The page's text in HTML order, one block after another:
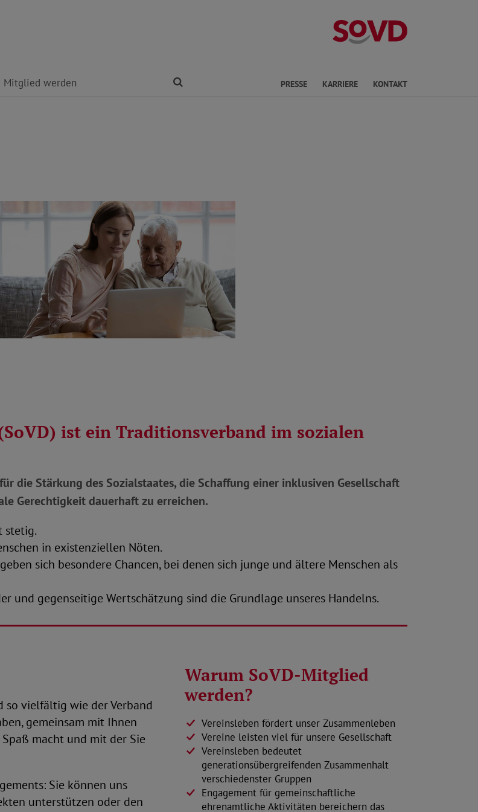
Landesverband
Mitglied werden PRESSE KARRIERE KONTAKT
ist ein Traditionsverband im sozialen
die Stärkung des Sozialstaates, die Schaffung einer inklusiven Gesellschaft
Gerechtigkeit dauerhaft zu erreichen.
stetig.
in existenziellen Nöten.
sich besondere Chancen, bei denen sich junge und ältere Menschen als
und gegenseitige Wertschätzung sind die Grundlage unseres Handelns.
so vielfältig wie der Verband
gemeinsam mit Ihnen
macht und mit der Sie
Sie können uns
unterstützen oder den
Warum SoVD-Mitglied
werden?
Vereinsleben fördert unser Zusammenleben
Vereine leisten viel für unsere Gesellschaft
Vereinsleben bedeutet
generationsübergreifenden Zusammenhalt
verschiedenster Gruppen
Engagement für gemeinschaftliche
ehrenamtliche Aktivitäten bereichern das